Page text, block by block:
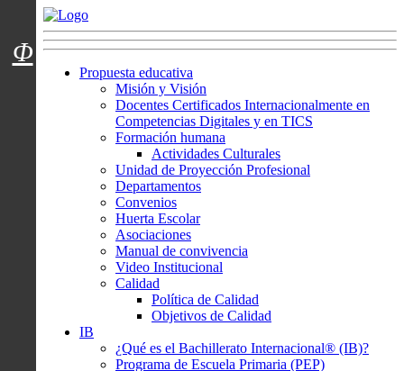
Menú usuarios
Propuesta educativa
Misión y Visión
Docentes Certificados Internacionalmente en
Competencias Digitales y en TICS
Formación humana
Actividades Culturales
Unidad de Proyección Profesional
Departamentos
Convenios
Huerta Escolar
Asociaciones
Manual de convivencia
Video Institucional
Calidad
Política de Calidad
Objetivos de Calidad
IB
¿Qué es el Bachillerato Internacional® (IB)?
Programa de Escuela Primaria (PEP)
Φ